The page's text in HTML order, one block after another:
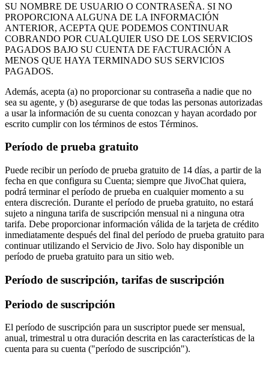
SU NOMBRE DE USUARIO O CONTRASEÑA. SI NO
PROPORCIONA ALGUNA DE LA INFORMACIÓN
ANTERIOR, ACEPTA QUE PODEMOS CONTINUAR
COBRANDO POR CUALQUIER USO DE LOS SERVICIOS
PAGADOS BAJO SU CUENTA DE FACTURACIÓN A
MENOS QUE HAYA TERMINADO SUS SERVICIOS
PAGADOS.
Además, acepta (a) no proporcionar su contraseña a nadie que no
sea su agente, y (b) asegurarse de que todas las personas autorizadas
a usar la información de su cuenta conozcan y hayan acordado por
escrito cumplir con los términos de estos Términos.
Período de prueba gratuito
Puede recibir un período de prueba gratuito de 14 días, a partir de la
fecha en que configura su Cuenta; siempre que JivoChat quiera,
podrá terminar el período de prueba en cualquier momento a su
entera discreción. Durante el período de prueba gratuito, no estará
sujeto a ninguna tarifa de suscripción mensual ni a ninguna otra
tarifa. Debe proporcionar información válida de la tarjeta de crédito
inmediatamente después del final del período de prueba gratuito para
continuar utilizando el Servicio de Jivo. Solo hay disponible un
período de prueba gratuito para un sitio web.
Período de suscripción, tarifas de suscripción
Periodo de suscripción
El período de suscripción para un suscriptor puede ser mensual,
anual, trimestral u otra duración descrita en las características de la
cuenta para su cuenta ("período de suscripción").